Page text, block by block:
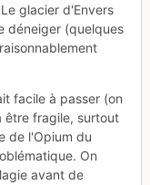
glacier d'Envers
déneiger (quelques
facile à passer (on
être fragile, surtout
de l'Opium du
On
avant de